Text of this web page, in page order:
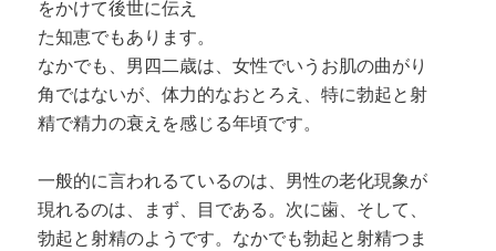
をかけて後世に伝え
た知恵でもあります。
なかでも、男四二歳は、女性でいうお肌の曲がり
角ではないが、体力的なおとろえ、特に勃起と射
精で精力の衰えを感じる年頃です。
一般的に言われるているのは、男性の老化現象が
現れるのは、まず、目である。次に歯、そして、
勃起と射精のようです。なかでも勃起と射精つま